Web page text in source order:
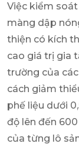
Việc kiểm
màng dập
thiện có kích
cao giá trị gia
trường của
cách giảm
phế liệu dưới
độ lên đến
của từng lô